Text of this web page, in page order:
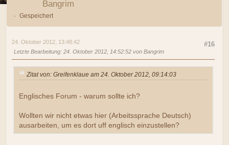
Bangrim
Gespeichert
#16
24. Oktober 2012, 13:48:42
Letzte Bearbeitung: 24. Oktober 2012, 14:52:52 von Bangrim
Zitat von: Greifenklaue am 24. Oktober 2012, 09:14:03
Englisches Forum - warum sollte ich?
Wollten wir nicht etwas hier (Arbeitssprache Deutsch)
ausarbeiten, um es dort uff englisch einzustellen?